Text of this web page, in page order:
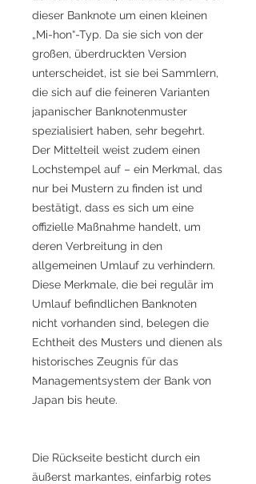
dieser Banknote um einen kleinen
„Mi-hon“-Typ. Da sie sich von der
großen, überdruckten Version
unterscheidet, ist sie bei Sammlern,
die sich auf die feineren Varianten
japanischer Banknotenmuster
spezialisiert haben, sehr begehrt.
Der Mittelteil weist zudem einen
Lochstempel auf – ein Merkmal, das
nur bei Mustern zu finden ist und
bestätigt, dass es sich um eine
offizielle Maßnahme handelt, um
deren Verbreitung in den
allgemeinen Umlauf zu verhindern.
Diese Merkmale, die bei regulär im
Umlauf befindlichen Banknoten
nicht vorhanden sind, belegen die
Echtheit des Musters und dienen als
historisches Zeugnis für das
Managementsystem der Bank von
Japan bis heute.
Die Rückseite besticht durch ein
äußerst markantes, einfarbig rotes